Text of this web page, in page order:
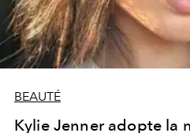
BEAUTÉ
Kylie Jenner adopte la